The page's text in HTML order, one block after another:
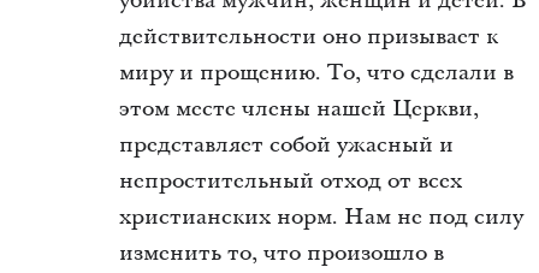
действительности оно призывает к
миру и прощению. То, что сделали в
этом месте члены нашей Церкви,
представляет собой ужасный и
непростительный отход от всех
христианских норм. Нам не под силу
изменить то, что произошло в